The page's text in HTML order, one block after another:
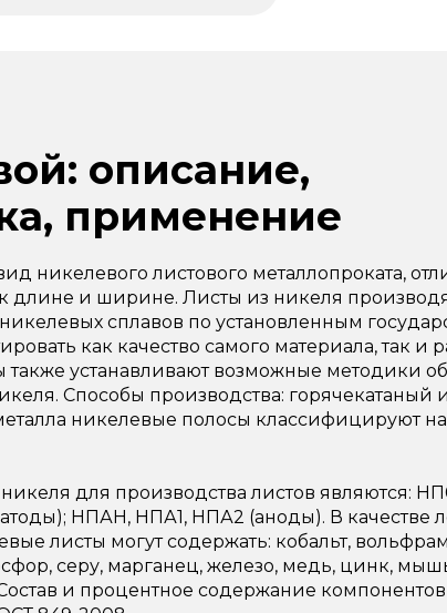
описание,
применение
никелевого листового металлопроката,
и ширине. Листы из никеля
сплавов по установленным
как качество самого материала, так и
также устанавливают возможные методики
Способы производства: горячекатаный
никелевые полосы классифицируют
для производства листов являются:
НПАН, НПА1, НПА2 (аноды). В качестве
листы могут содержать: кобальт,
серу, марганец, железо, медь, цинк,
и процентное содержание